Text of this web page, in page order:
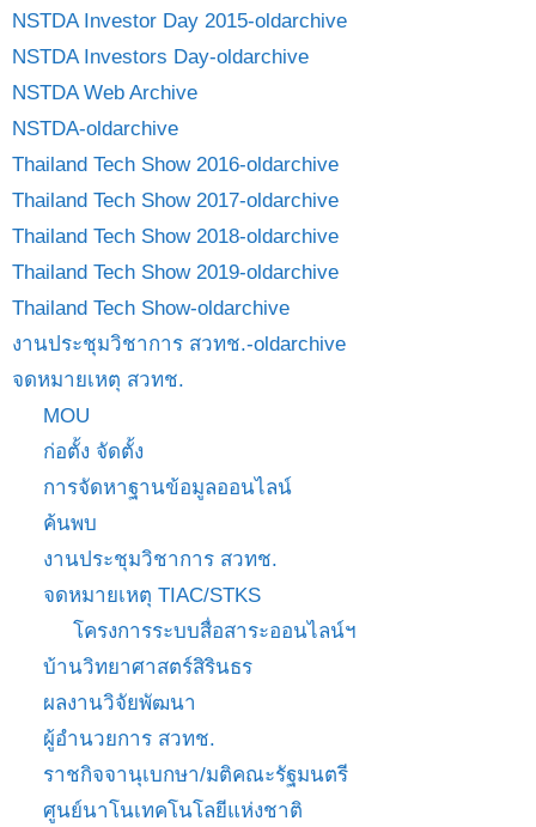
NSTDA Investor Day 2015-oldarchive
NSTDA Investors Day-oldarchive
NSTDA Web Archive
NSTDA-oldarchive
Thailand Tech Show 2016-oldarchive
Thailand Tech Show 2017-oldarchive
Thailand Tech Show 2018-oldarchive
Thailand Tech Show 2019-oldarchive
Thailand Tech Show-oldarchive
งานประชุมวิชาการ สวทช.-oldarchive
จดหมายเหตุ สวทช.
MOU
ก่อตั้ง จัดตั้ง
การจัดหาฐานข้อมูลออนไลน์
ค้นพบ
งานประชุมวิชาการ สวทช.
จดหมายเหตุ TIAC/STKS
โครงการระบบสื่อสาระออนไลน์ฯ
บ้านวิทยาศาสตร์สิรินธร
ผลงานวิจัยพัฒนา
ผู้อำนวยการ สวทช.
ราชกิจจานุเบกษา/มติคณะรัฐมนตรี
ศูนย์นาโนเทคโนโลยีแห่งชาติ